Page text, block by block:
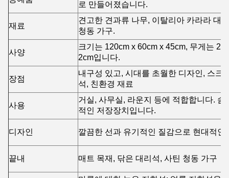
로 만들어졌습니다.
재료
견고한 견과류 나무, 이탈리아 카라라 대
청동 가구.
사양
크기는 120cm x 60cm x 45cm, 무게는
2cm입니다.
장점
내구성 있고, 시대를 초월한 디자인, 스크
석, 친환경 재료
사용
거실, 사무실, 라운지 등에 적합합니다. 숨
적인 저장장치입니다.
디자인 깔끔한 선과 유기적인 질감으로 현대적인
끝내 매트 목재, 닦은 대리석, 사틴 청동 가구